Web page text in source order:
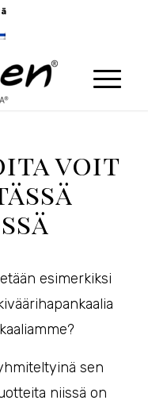
voit
esimerkiksi
sen
niissä on